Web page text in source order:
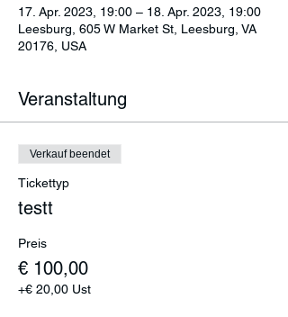
17. Apr. 2023, 19:00 – 18. Apr. 2023, 19:00
Leesburg, 605 W Market St, Leesburg, VA
20176, USA
Veranstaltung
Verkauf beendet
Tickettyp
testt
Preis
€ 100,00
+€ 20,00 Ust